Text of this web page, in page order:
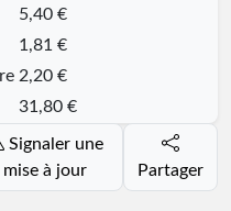
5,40 €
1,81 €
2,20 €
31,80 €
Signaler une
mise à jour
Partager